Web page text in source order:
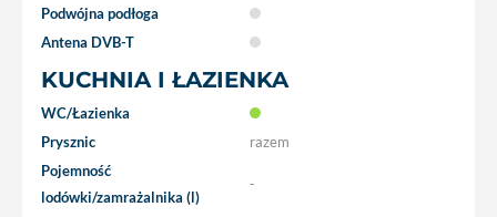
Podwójna podłoga
Antena DVB-T
KUCHNIA I ŁAZIENKA
WC/Łazienka
Prysznic
razem
Pojemność
lodówki/zamrażalnika (l)
-